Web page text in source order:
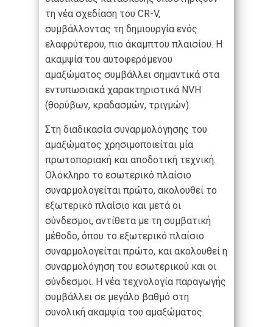
τη νέα σχεδίαση του CR-V,
συμβάλλοντας τη δημιουργία ενός
ελαφρύτερου, πιο άκαμπτου πλαισίου. Η
ακαμψία του αυτοφερόμενου
αμαξώματος συμβάλλει σημαντικά στα
εντυπωσιακά χαρακτηριστικά NVH
(θορύβων, κραδασμών, τριγμών).
Στη διαδικασία συναρμολόγησης του
αμαξώματος χρησιμοποιείται μία
πρωτοποριακή και αποδοτική τεχνική.
Ολόκληρο το εσωτερικό πλαίσιο
συναρμολογείται πρώτο, ακολουθεί το
εξωτερικό πλαίσιο και μετά οι
σύνδεσμοι, αντίθετα με τη συμβατική
μέθοδο, όπου το εξωτερικό πλαίσιο
συναρμολογείται πρώτο, και ακολουθεί η
συναρμολόγηση του εσωτερικού και οι
σύνδεσμοι. Η νέα τεχνολογία παραγωγής
συμβάλλει σε μεγάλο βαθμό στη
συνολική ακαμψία του αμαξώματος.